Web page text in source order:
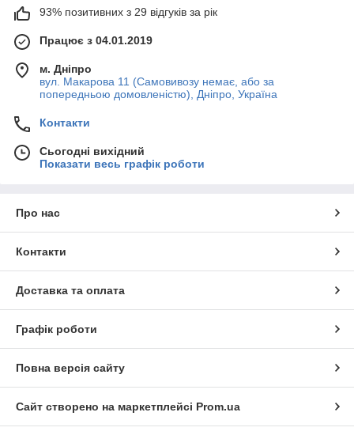
93% позитивних з 29 відгуків за рік
Працює з 04.01.2019
м. Дніпро
вул. Макарова 11 (Самовивозу немає, або за
попередньою домовленістю), Дніпро, Україна
Контакти
Сьогодні вихідний
Показати весь графік роботи
Про нас
Контакти
Доставка та оплата
Графік роботи
Повна версія сайту
Сайт створено на маркетплейсі Prom.ua